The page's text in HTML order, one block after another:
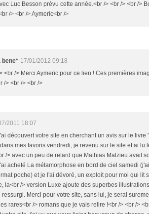
Luc Besson prévu cette année.<br /> <br /> <br />
/> <br /> Aymeric<br />
bene* 17/01/2012 09:18
<br /> Merci Aymeric pour ce lien ! Ces premières
/> <br /> <br />
2011 18:07
découvert votre site en cherchant un avis sur le
mes favoris vendredi, je revenu sur le site et ai lu
/> avec un peu de retard que Mathias Malzieu avait
acheté La métamorphose en bord de ciel samedi
poche) et je l'ai dévoré, un exploit pour moi qui lit
la<br /> version Luxe ajoute des superbes
Merci pour votre site, sans lui, je serai
rares<br /> romans que je vais relire !<br /> <br />